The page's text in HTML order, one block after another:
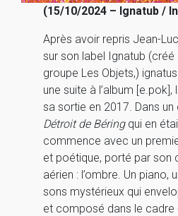
(15/10/2024 – Ignatub /
Après avoir repris Jean-
sur son label Ignatub (créé
groupe Les Objets,)
une suite à l’album
sa sortie en 2017. Dans
Détroit de Béringqui en
commence avec un
et poétique, porté par son
aérien : l’ombre. Un piano,
sons mystérieux qui
et composé dans le cadre